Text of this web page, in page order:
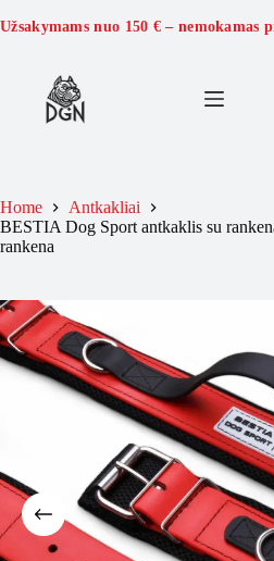
to
Užsakymams nuo 150 € – nemokamas
Home
Antkakliai
BESTIA Dog Sport antkaklis su
rankena